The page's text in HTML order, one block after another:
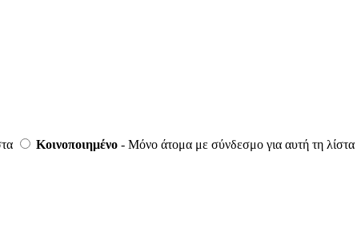
Κοινοποιημένο - Μόνο άτομα με σύνδεσμο για αυτή τη